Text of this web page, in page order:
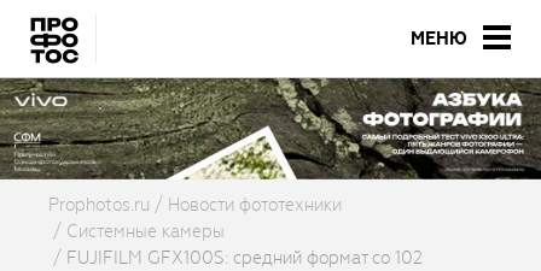
МЕНЮ
Prophotos.ru
Новости фототехники
Системные камеры
FUJIFILM GFX100S: средний формат со 102